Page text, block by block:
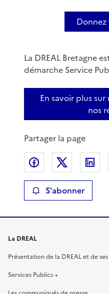
La DREAL Bretagne
démarche Service
En savoir plus
nos
Partager la page
Partager surPartager
S'abonner
La DREAL
Présentation de la DREAL et de
Services Publics +